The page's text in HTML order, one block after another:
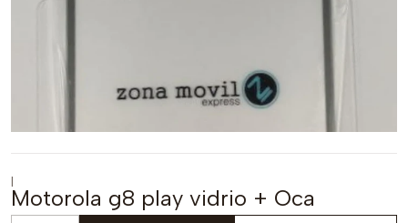
|
Motorola g8 play vidrio + Oca